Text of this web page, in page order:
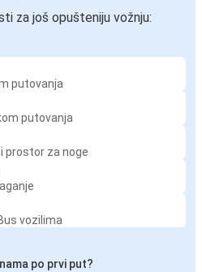
za još opušteniju vožnju:
putovanja
putovanja
prostor za noge
vozilima
po prvi put?